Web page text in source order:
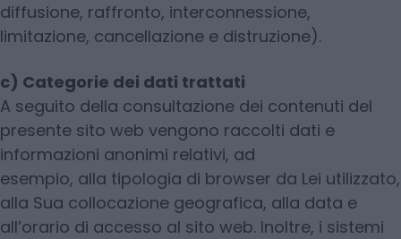
diffusione, raffronto, interconnessione,
limitazione, cancellazione e distruzione).
c) Categorie dei dati trattati
A seguito della consultazione dei contenuti del
presente sito web vengono raccolti dati e
informazioni anonimi relativi, ad
esempio, alla tipologia di browser da Lei utilizzato,
alla Sua collocazione geografica, alla data e
all’orario di accesso al sito web. Inoltre, i sistemi